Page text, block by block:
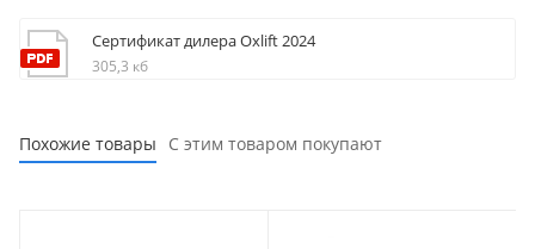
Сертификат дилера Oxlift 2024
305,3 кб
Похожие товары С этим товаром покупают